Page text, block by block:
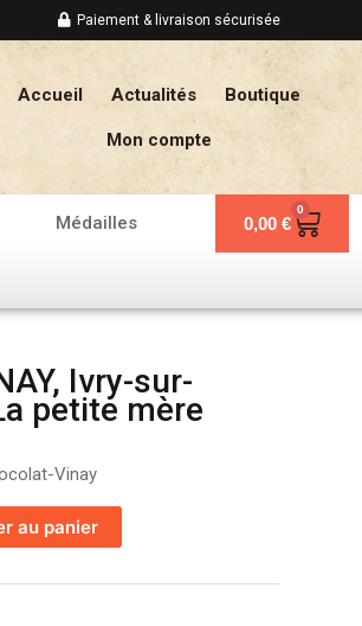
Paiement & livraison sécurisée
Accueil Actualités Boutique
Mon compte
Médailles 0,00 €
0
Ivry-sur-
petite mère
Vinay
au panier